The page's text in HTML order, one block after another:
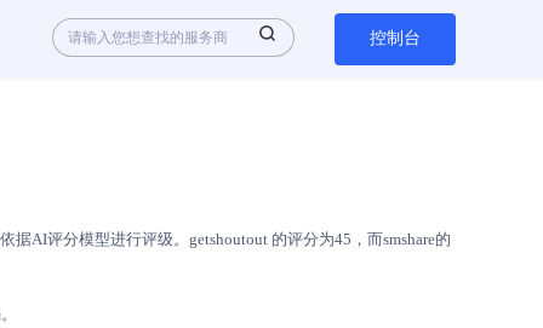
控制台
AI评分模型进行评级。getshoutout 的评分为45，而smshare的